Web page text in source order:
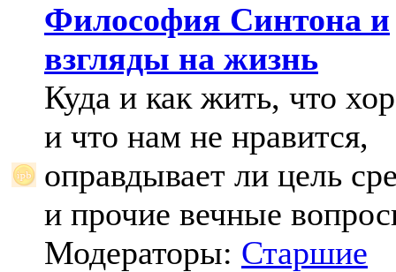
Философия Синтона и
взгляды на жизнь
Куда и как жить, что
и что нам не нравится,
оправдывает ли цель
и прочие вечные
Модераторы: Старшие